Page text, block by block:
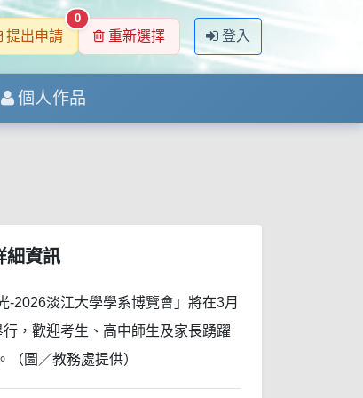
提出申請
0
重新選擇 登入
個人作品
細資訊
-2026淡江大學學系博覽會」將在3月
行，歡迎考生、高中師生及家長踴躍
（圖／教務處提供）